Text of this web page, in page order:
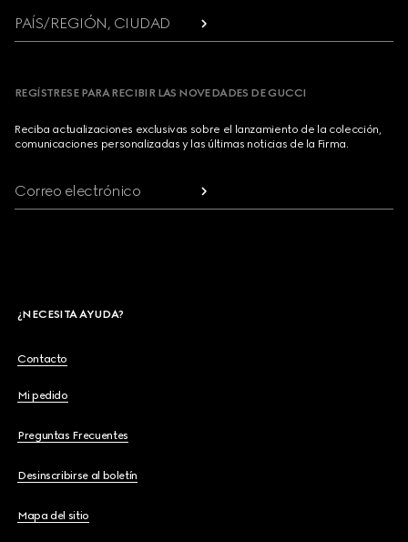
PAÍS/REGIÓN, CIUDAD
REGÍSTRESE PARA RECIBIR LAS NOVEDADES DE GUCCI
Reciba actualizaciones exclusivas sobre el lanzamiento de la colección,
comunicaciones personalizadas y las últimas noticias de la Firma.
Correo electrónico
¿NECESITA AYUDA?
Contacto
Mi pedido
Preguntas Frecuentes
Desinscribirse al boletín
Mapa del sitio